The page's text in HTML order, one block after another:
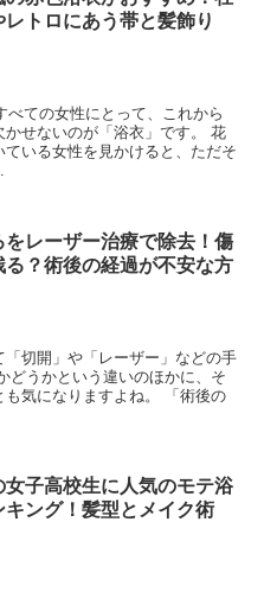
レトロにあう帯と髪飾り
べての女性にとって、これから
せないのが「浴衣」です。 花
いる女性を見かけると、ただそ
をレーザー治療で除去！傷
る？術後の経過が不安な方
切開」や「レーザー」などの手
どうかという違いのほかに、そ
気になりますよね。 「術後の
女子高校生に人気のモテ浴
キング！髪型とメイク術